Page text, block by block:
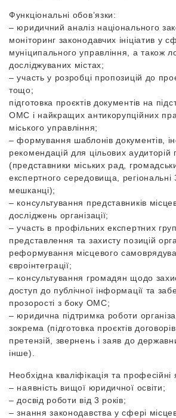
Функціональні обов’язки:
– юридичний аналіз національного
моніторинг законодавчих ініціатив у
муніципального управління, а також
досліджуваних містах;
– участь у розробці пропозицій до
тощо;
підготовка проєктів документів на
ОМС і найкращих антикорупційних
міського управління;
– формування шаблонів документів,
рекомендацій для цільових аудиторій
(представники міських рад,
експертного середовища, регіональні
мешканці);
– консультування представників
досліджень організації;
– участь в профільних експертних
представлення та захисту позицій
реформування місцевого
євроінтеграції;
– консультування громадян щодо
доступ до публічної інформації та
прозорості з боку ОМС;
– юридична підтримка роботи
зокрема (підготовка проєктів
претензій, звернень і заяв до
інше).
Необхідна кваліфікація та професійні
– наявність вищої юридичної освіти;
– досвід роботи від 3 років;
– знання законодавства у сфері